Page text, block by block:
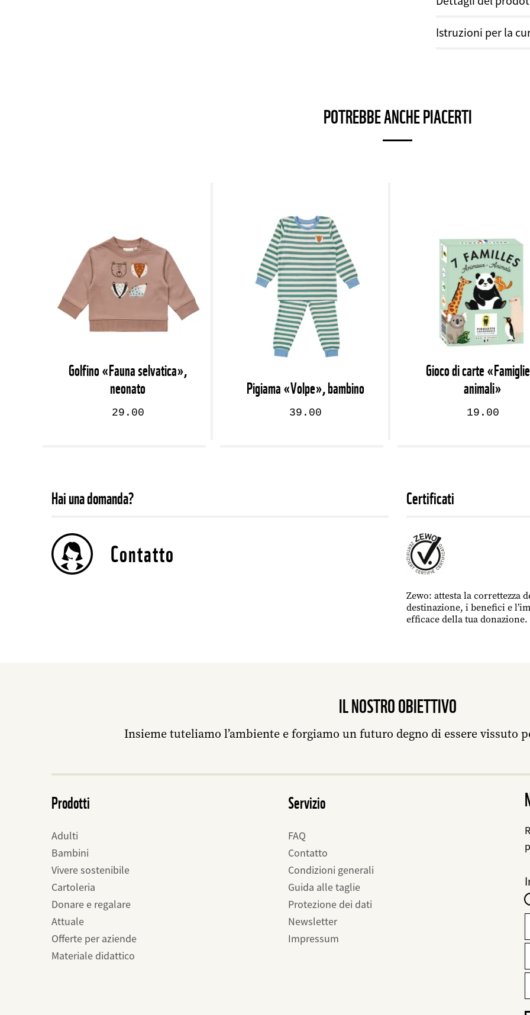
Istruzioni per la
Pretrattare le
POTREBBE ANCHE PIACERTI
Golfino «Fauna selvatica»,
neonato
29.00
Pigiama «Volpe», bambino
39.00
Gioco di carte
animali»
19.00
Hai una domanda?
Contatto
Certificati
Zewo: attesta la correttezza
destinazione, i benefici e
efficace della tua donazione.
IL NOSTRO OBIETTIVO
Insieme tuteliamo l’ambiente e forgiamo un futuro degno di essere vissuto
Prodotti
Adulti
Bambini
Vivere sostenibile
Cartoleria
Donare e regalare
Attuale
Offerte per aziende
Materiale didattico
Servizio
FAQ
Contatto
Condizioni generali
Guida alle taglie
Protezione dei dati
Newsletter
Impressum
-